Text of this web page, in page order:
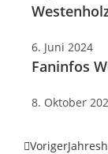
6. Juni 2024
Faninfos
8. Oktober
Voriger